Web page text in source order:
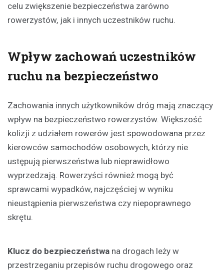
celu zwiększenie bezpieczeństwa zarówno
rowerzystów, jak i innych uczestników ruchu.
Wpływ zachowań uczestników
ruchu na bezpieczeństwo
Zachowania innych użytkowników dróg mają znaczący
wpływ na bezpieczeństwo rowerzystów. Większość
kolizji z udziałem rowerów jest spowodowana przez
kierowców samochodów osobowych, którzy nie
ustępują pierwszeństwa lub nieprawidłowo
wyprzedzają. Rowerzyści również mogą być
sprawcami wypadków, najczęściej w wyniku
nieustąpienia pierwszeństwa czy niepoprawnego
skrętu.
Klucz do bezpieczeństwa na drogach leży w
przestrzeganiu przepisów ruchu drogowego oraz